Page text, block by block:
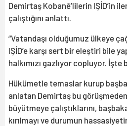
Demirtaş Kobanê’lilerin IŞİD’in
çalıştığını anlattı.
“Vatandaşı olduğumuz ülkeye
IŞİD’e karşı sert bir eleştiri bile
halkımızı gazlıyor copluyor. İşte
Hükümetle temaslar kurup
anlatan Demirtaş bu
büyütmeye çalıştıklarını,
kırılmayı ve durumun